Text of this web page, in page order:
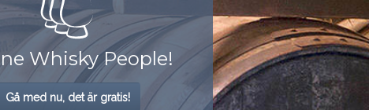
Whisky People!
Gå med nu, det är gratis!